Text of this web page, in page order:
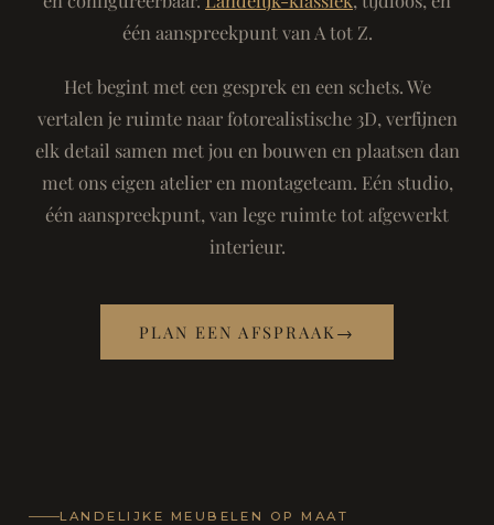
één aanspreekpunt van A tot Z.
Het begint met een gesprek en een schets. We
vertalen je ruimte naar fotorealistische 3D, verfijnen
elk detail samen met jou en bouwen en plaatsen dan
met ons eigen atelier en montageteam. Eén studio,
één aanspreekpunt, van lege ruimte tot afgewerkt
interieur.
PLAN EEN AFSPRAAK →
LANDELIJKE MEUBELEN OP MAAT